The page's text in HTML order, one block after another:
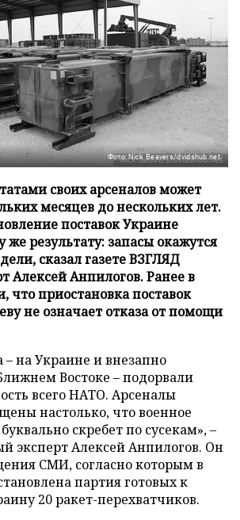
Фото: Nick Beavers/dvidshub.net
своих арсеналов может
месяцев до нескольких лет.
поставок Украине
же результату: запасы окажутся
сказал газете ВЗГЛЯД
Алексей Анпилогов. Ранее в
что приостановка поставок
не означает отказа от помощи
на Украине и внезапно
Востоке – подорвали
всего НАТО. Арсеналы
настолько, что военное
скребет по сусекам», –
эксперт Алексей Анпилогов. Он
СМИ, согласно которым в
партия готовых к
20 ракет-перехватчиков.